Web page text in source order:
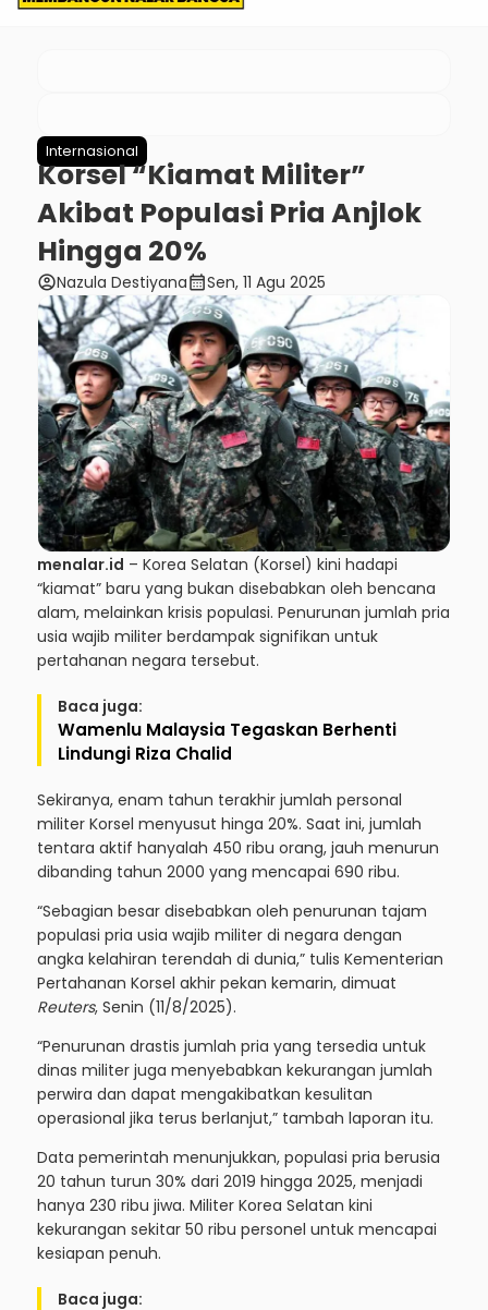
Internasional
Korsel “Kiamat Militer”
Akibat Populasi Pria Anjlok
Hingga 20%
account_circleNazula Destiyanacalendar_monthSen, 11 Agu 2025
menalar.id – Korea Selatan (Korsel) kini hadapi
“kiamat” baru yang bukan disebabkan oleh bencana
alam, melainkan krisis populasi. Penurunan jumlah pria
usia wajib militer berdampak signifikan untuk
pertahanan negara tersebut.
Baca juga:
Wamenlu Malaysia Tegaskan Berhenti
Lindungi Riza Chalid
Sekiranya, enam tahun terakhir jumlah personal
militer Korsel menyusut hinga 20%. Saat ini, jumlah
tentara aktif hanyalah 450 ribu orang, jauh menurun
dibanding tahun 2000 yang mencapai 690 ribu.
“Sebagian besar disebabkan oleh penurunan tajam
populasi pria usia wajib militer di negara dengan
angka kelahiran terendah di dunia,” tulis Kementerian
Pertahanan Korsel akhir pekan kemarin, dimuat
Reuters, Senin (11/8/2025).
“Penurunan drastis jumlah pria yang tersedia untuk
dinas militer juga menyebabkan kekurangan jumlah
perwira dan dapat mengakibatkan kesulitan
operasional jika terus berlanjut,” tambah laporan itu.
Data pemerintah menunjukkan, populasi pria berusia
20 tahun turun 30% dari 2019 hingga 2025, menjadi
hanya 230 ribu jiwa. Militer Korea Selatan kini
kekurangan sekitar 50 ribu personel untuk mencapai
kesiapan penuh.
Baca juga: